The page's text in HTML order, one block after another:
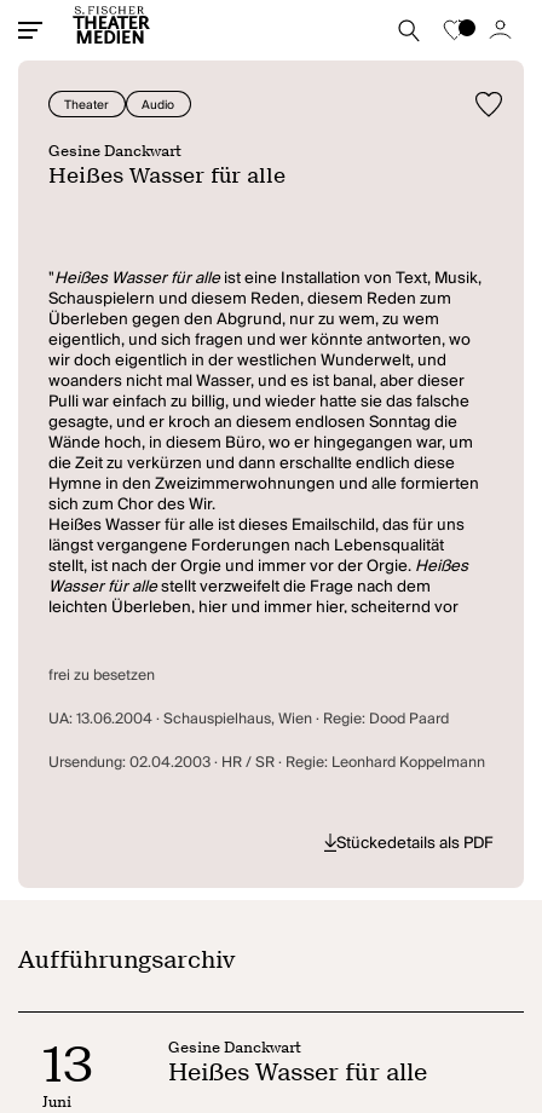
Theater Audio
Gesine Danckwart
Heißes Wasser für alle
"Heißes Wasser für alleist eine Installation von Text, Musik,
Schauspielern und diesem Reden, diesem Reden zum
Überleben gegen den Abgrund, nur zu wem, zu wem
eigentlich, und sich fragen und wer könnte antworten, wo
wir doch eigentlich in der westlichen Wunderwelt, und
woanders nicht mal Wasser, und es ist banal, aber dieser
Pulli war einfach zu billig, und wieder hatte sie das falsche
gesagte, und er kroch an diesem endlosen Sonntag die
Wände hoch, in diesem Büro, wo er hingegangen war, um
die Zeit zu verkürzen und dann erschallte endlich diese
Hymne in den Zweizimmerwohnungen und alle formierten
sich zum Chor des Wir.
Heißes Wasser für alle ist dieses Emailschild, das für uns
längst vergangene Forderungen nach Lebensqualität
stellt, ist nach der Orgie und immer vor der Orgie.Heißes
Wasser für allestellt verzweifelt die Frage nach dem
leichten Überleben, hier und immer hier, scheiternd vor
"Ich gehe in meiner Arbeit von einer unsortierten Weltlage
ist. Der Verlauf einer Geschichte interessiert mich nicht,
nicht die naturalistisch-dialogische Wechselrede, dieses
gibt es auf anderer Ebene, zwischen Innen- und
Außerperspektive zum Beispiel."
frei zu besetzen
UA: 13.06.2004 · Schauspielhaus, Wien · Regie: Dood Paard
Ursendung: 02.04.2003 · HR / SR · Regie: Leonhard Koppelmann
Stückedetails als PDF
Aufführungsarchiv
13
Juni
Gesine Danckwart
Heißes Wasser für alle